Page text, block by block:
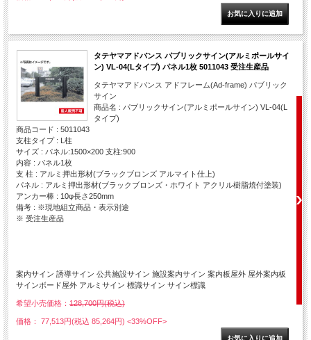
タテヤマアドバンス パブリックサイン(アルミポールサイ
ン) VL-04(Lタイプ) パネル1枚 5011043 受注生産品
タテヤマアドバンス アドフレーム(Ad-frame) パブリック
サイン
商品名 : パブリックサイン(アルミポールサイン) VL-04(L
タイプ)
商品コード : 5011043
支柱タイプ : L柱
サイズ : パネル:1500×200 支柱:900
内容 : パネル1枚
支 柱 : アルミ押出形材(ブラックブロンズ アルマイト仕上)
パネル : アルミ押出形材(ブラックブロンズ・ホワイト アクリル樹脂焼付塗装)
アンカー棒 : 10φ長さ250mm
備考 : ※現地組立商品・表示別途
※ 受注生産品
案内サイン 誘導サイン 公共施設サイン 施設案内サイン 案内板屋外 屋外案内板
サインボード屋外 アルミサイン 標識サイン サイン標識
希望小売価格： 128,700円(税込)
価格： 77,513円(税込 85,264円) <33%OFF>